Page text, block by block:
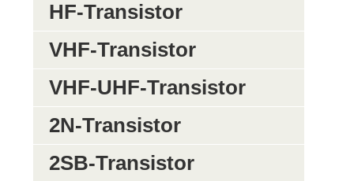
HF-Transistor
VHF-Transistor
VHF-UHF-Transistor
2N-Transistor
2SB-Transistor